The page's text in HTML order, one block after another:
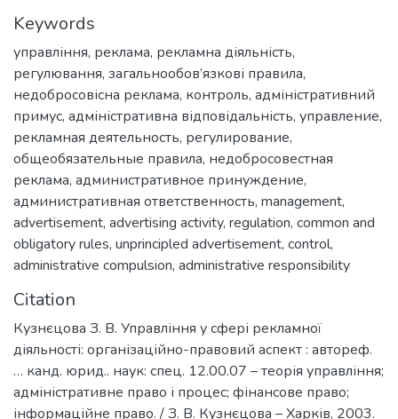
Keywords
управління, реклама, рекламна діяльність,
регулювання, загальнообов’язкові правила,
недобросовісна реклама, контроль, адміністративний
примус, адміністративна відповідальність, управление,
рекламная деятельность, регулирование,
общеобязательные правила, недобросовестная
реклама, административное принуждение,
административная ответственность, management,
advertisement, advertising activity, regulation, common and
obligatory rules, unprincipled advertisement, control,
administrative compulsion, administrative responsibility
Citation
Кузнєцова З. В. Управління у сфері рекламної
діяльності: організаційно-правовий аспект : автореф.
… канд. юрид.. наук: спец. 12.00.07 – теорія управління;
адміністративне право і процес; фінансове право;
інформаційне право. / З. В. Кузнєцова – Харків, 2003.